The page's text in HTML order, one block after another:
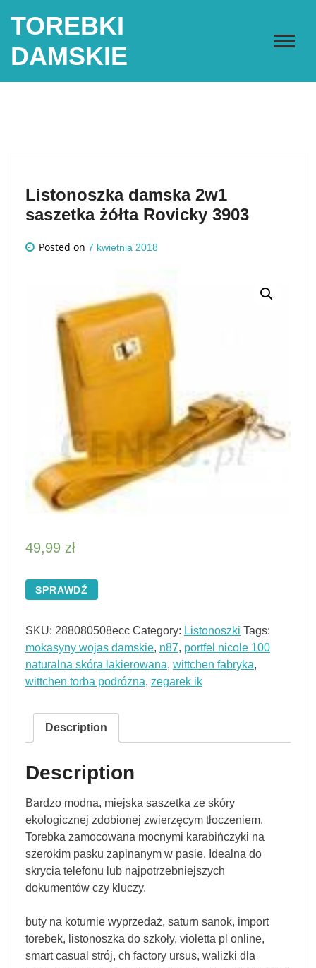
TOREBKI
DAMSKIE
Listonoszka damska 2w1
saszetka żółta Rovicky 3903
Posted on 7 kwietnia 2018
49,99 zł
SPRAWDŹ
SKU: 288080508ecc Category: Listonoszki Tags:
mokasyny wojas damskie, n87, portfel nicole 100
naturalna skóra lakierowana, wittchen fabryka,
wittchen torba podróżna, zegarek ik
Description
Description
Bardzo modna, miejska saszetka ze skóry
ekologicznej zdobionej zwierzęcym tłoczeniem.
Torebka zamocowana mocnymi karabińczyki na
szerokim pasku zapinanym w pasie. Idealna do
skrycia telefonu lub najpotrzebniejszych
dokumentów czy kluczy.
buty na koturnie wyprzedaż, saturn sanok, import
torebek, listonoszka do szkoły, violetta pl online,
smart casual strój, ch factory ursus, walizki dla